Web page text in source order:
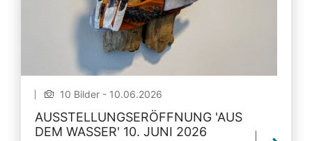
10 Bilder - 10.06.2026
AUSSTELLUNGSERÖFFNUNG 'AUS
DEM WASSER' 10. JUNI 2026